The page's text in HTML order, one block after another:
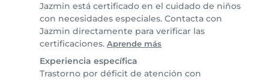
Jazmin está certificado en el cuidado de niños
con necesidades especiales. Contacta con
Jazmin directamente para verificar las
certificaciones. Aprende más
Experiencia específica
Trastorno por déficit de atención con